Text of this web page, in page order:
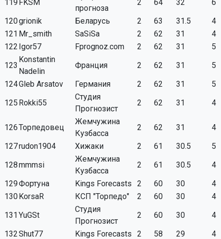
119 FKSM
прогноза
2 64 32
6
120grionik Беларусь 2 63 31.5
4
121 Mr_smith SaSiSa 2 62 31
4
122 Igor57 Fprognoz.com 2 62 31
5
123
Konstantin
Nadelin
Франция 2 62 31
5
124Gleb Arsatov Германия 2 62 31
5
125 Rokki55
Студия
Прогнозист
2 62 31 4
126Торпедовец
Жемчужина
Кузбасса
2 62 31
4
127rudon1904 Хижаки 2 61 30.5
5
128mmmsi
Жемчужина
Кузбасса
2 61 30.5
4
129Фортуна Kings Forecasts 2 60 30
4
130KorsaR КСП "Торпедо" 2 60 30
4
131 YuGSt
Студия
Прогнозист
2 60 30
4
132Shut77 Kings Forecasts 2 58 29
4